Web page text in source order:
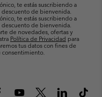
te estás suscribiendo a
de bienvenida.
te estás suscribiendo a
de bienvenida.
de novedades, ofertas y
Política de Privacidad para
tus datos con fines de
consentimiento.